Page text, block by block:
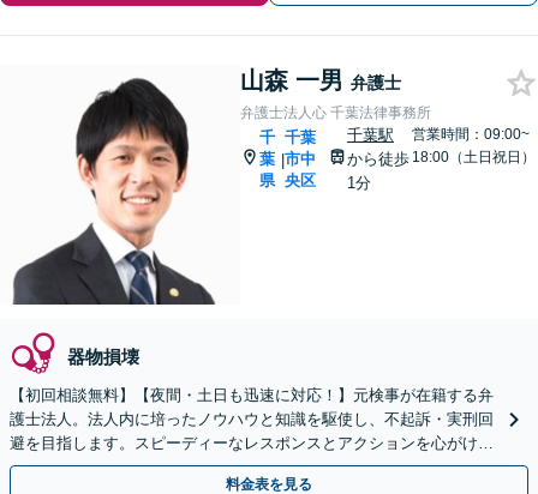
山森 一男 弁護士
弁護士法人心 千葉法律事務所
千
葉
県
|
千葉
市中
央区
千葉駅
から徒歩
1分
営業時間：09:00~
18:00（土日祝日）
器物損壊
【初回相談無料】【夜間・土日も迅速に対応！】元検事が在籍する弁
護士法人。法人内に培ったノウハウと知識を駆使し、不起訴・実刑回
避を目指します。スピーディーなレスポンスとアクションを心がけ、
最善の解決を目指します【電話相談可】
料金表を見る